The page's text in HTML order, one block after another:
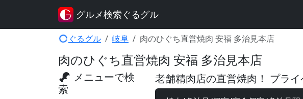
ぐるグル 岐阜 肉のひぐち直営焼肉 安福 多治見本店
肉のひぐち直営焼肉 安福 多治見本店
老舗精肉店の直営焼肉！ プラ
メニューで検
索
グルメ検索ぐるグル